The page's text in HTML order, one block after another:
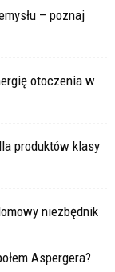
– poznaj
otoczenia w
produktów klasy
niezbędnik
Aspergera?